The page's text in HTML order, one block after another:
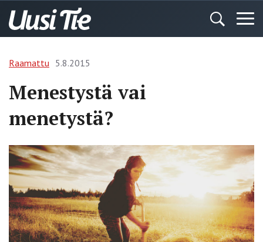
Raamattu 5.8.2015
Menestystä vai
menetystä?